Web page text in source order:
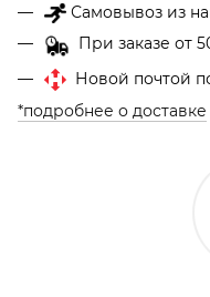
Самовывоз из
При заказе от
Новой почтой
*подробнее о доставке